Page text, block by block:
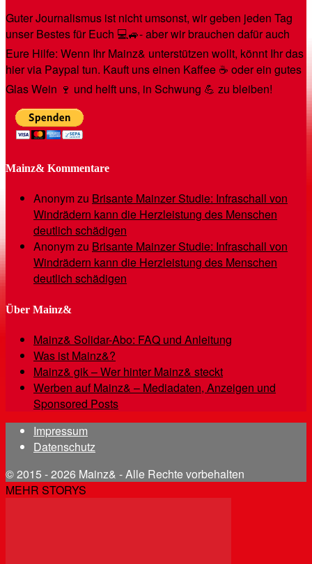
Guter Journalismus ist nicht umsonst, wir geben jeden Tag
unser Bestes für Euch 💻🚙- aber wir brauchen dafür auch
Eure Hilfe: Wenn Ihr Mainz& unterstützen wollt, könnt Ihr das
hier via Paypal tun. Kauft uns einen Kaffee ☕️ oder ein gutes
Glas Wein 🍷 und helft uns, in Schwung 💪 zu bleiben!
Mainz& Kommentare
Anonymzu Brisante Mainzer Studie: Infraschall von
Windrädern kann die Herzleistung des Menschen
deutlich schädigen
Anonymzu Brisante Mainzer Studie: Infraschall von
Windrädern kann die Herzleistung des Menschen
deutlich schädigen
Über Mainz&
Mainz& Solidar-Abo: FAQ und Anleitung
Was ist Mainz&?
Mainz& gik – Wer hinter Mainz& steckt
Werben auf Mainz& – Mediadaten, Anzeigen und
Sponsored Posts
Impressum
Datenschutz
© 2015 - 2026 Mainz& - Alle Rechte vorbehalten
MEHR STORYS